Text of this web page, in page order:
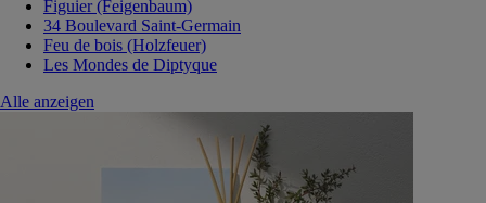
Figuier (Feigenbaum)
34 Boulevard Saint-Germain
Feu de bois (Holzfeuer)
Les Mondes de Diptyque
Alle anzeigen